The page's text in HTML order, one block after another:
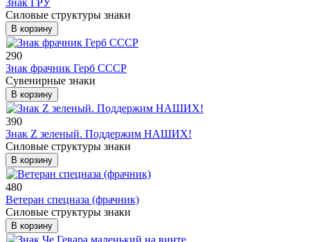
Знак ГРУ
Силовые структуры знаки
В корзину
290
Знак фрачник Герб СССР
Сувенирные знаки
В корзину
390
Знак Z зеленый. Поддержим НАШИХ!
Силовые структуры знаки
В корзину
480
Ветеран спецназа (фрачник)
Силовые структуры знаки
В корзину